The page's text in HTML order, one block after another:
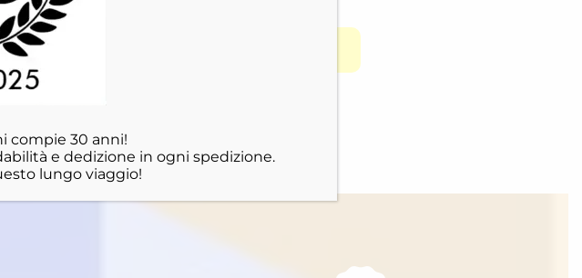
compie 30 anni!
e dedizione in ogni spedizione.
lungo viaggio!